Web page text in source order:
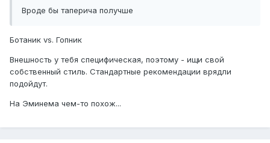
Вроде бы таперича получше
Ботаник vs. Гопник
Внешность у тебя специфическая, поэтому - ищи свой
собственный стиль. Стандартные рекомендации врядли
подойдут.
На Эминема чем-то похож...